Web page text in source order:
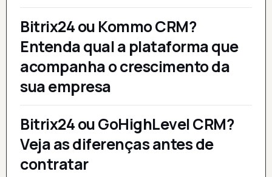
Bitrix24 ou Kommo CRM?
Entenda qual a plataforma que
acompanha o crescimento da
sua empresa
Bitrix24 ou GoHighLevel CRM?
Veja as diferenças antes de
contratar